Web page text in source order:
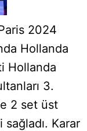
2024
Hollanda
Hollanda
3.
2 set üst
Karar